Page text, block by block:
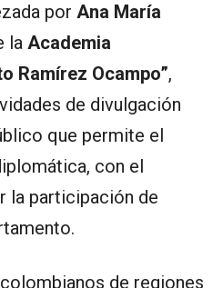
por Ana María
la Academia
Ramírez Ocampo”,
de divulgación
que permite el
con el
la participación de
de regiones